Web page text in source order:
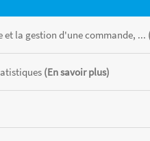
et la gestion d'une commande, ...
(En savoir plus)
Waterloo
taxes comprises.